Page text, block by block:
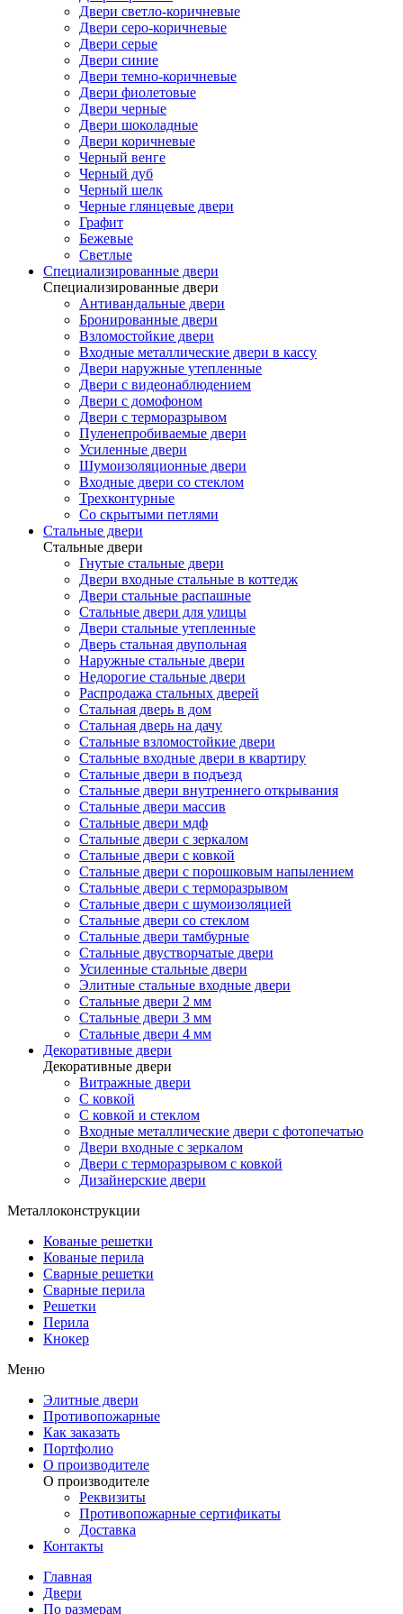
Двери светло-коричневые
Двери серо-коричневые
Двери серые
Двери синие
Двери темно-коричневые
Двери фиолетовые
Двери черные
Двери шоколадные
Двери коричневые
Черный венге
Черный дуб
Черный шелк
Черные глянцевые двери
Графит
Бежевые
Светлые
Специализированные двери
Специализированные двери
Антивандальные двери
Бронированные двери
Взломостойкие двери
Входные металлические двери в кассу
Двери наружные утепленные
Двери с видеонаблюдением
Двери с домофоном
Двери с терморазрывом
Пуленепробиваемые двери
Усиленные двери
Шумоизоляционные двери
Входные двери со стеклом
Трехконтурные
Со скрытыми петлями
Стальные двери
Стальные двери
Гнутые стальные двери
Двери входные стальные в коттедж
Двери стальные распашные
Стальные двери для улицы
Двери стальные утепленные
Дверь стальная двупольная
Наружные стальные двери
Недорогие стальные двери
Распродажа стальных дверей
Стальная дверь в дом
Стальная дверь на дачу
Стальные взломостойкие двери
Стальные входные двери в квартиру
Стальные двери в подъезд
Стальные двери внутреннего открывания
Стальные двери массив
Стальные двери мдф
Стальные двери с зеркалом
Стальные двери с ковкой
Стальные двери с порошковым напылением
Стальные двери с терморазрывом
Стальные двери с шумоизоляцией
Стальные двери со стеклом
Стальные двери тамбурные
Стальные двустворчатые двери
Усиленные стальные двери
Элитные стальные входные двери
Стальные двери 2 мм
Стальные двери 3 мм
Стальные двери 4 мм
Декоративные двери
Декоративные двери
Витражные двери
С ковкой
С ковкой и стеклом
Входные металлические двери с фотопечатью
Двери входные с зеркалом
Двери с терморазрывом с ковкой
Дизайнерские двери
Металлоконструкции
Кованые решетки
Кованые перила
Сварные решетки
Сварные перила
Решетки
Перила
Кнокер
Меню
Элитные двери
Противопожарные
Как заказать
Портфолио
О производителе
О производителе
Реквизиты
Противопожарные сертификаты
Доставка
Контакты
Главная
Двери
По размерам